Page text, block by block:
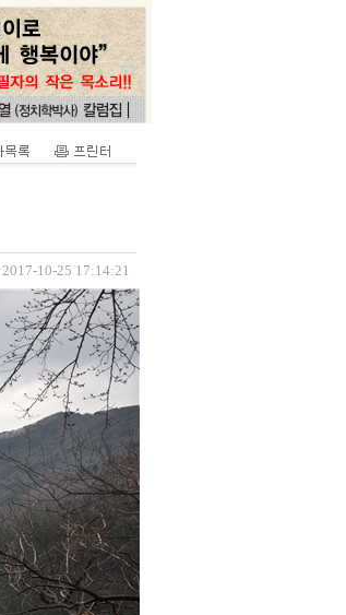
2017-10-25 17:14:21